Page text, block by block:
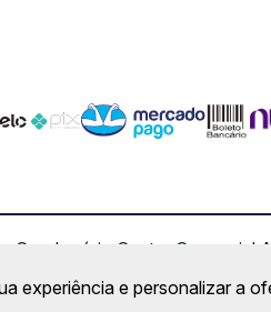
Condomínio Centro
experiência e personalizar a